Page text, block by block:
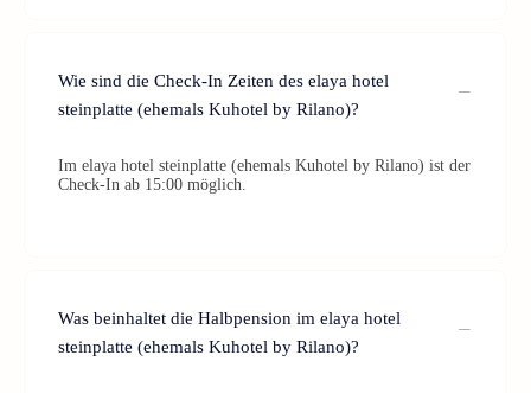
Wie sind die Check-In Zeiten des elaya hotel
steinplatte (ehemals Kuhotel by Rilano)?
Im elaya hotel steinplatte (ehemals Kuhotel by Rilano) ist der
Check-In ab 15:00 möglich.
Was beinhaltet die Halbpension im elaya hotel
steinplatte (ehemals Kuhotel by Rilano)?